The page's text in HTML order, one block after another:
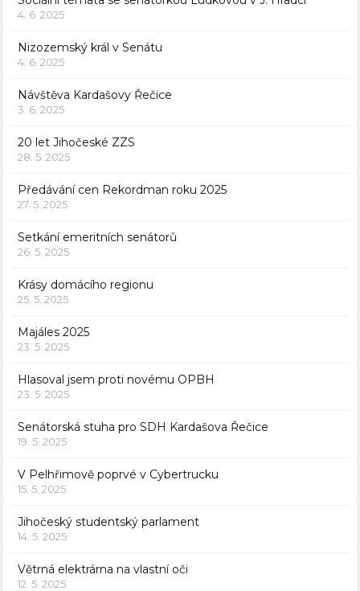
4. 6. 2025
Nizozemský král v Senátu
4. 6. 2025
Návštěva Kardašovy Řečice
3. 6. 2025
20 let Jihočeské ZZS
28. 5. 2025
Předávání cen Rekordman roku 2025
27. 5. 2025
Setkání emeritních senátorů
26. 5. 2025
Krásy domácího regionu
25. 5. 2025
Majáles 2025
23. 5. 2025
Hlasoval jsem proti novému OPBH
23. 5. 2025
Senátorská stuha pro SDH Kardašova Řečice
19. 5. 2025
V Pelhřimově poprvé v Cybertrucku
15. 5. 2025
Jihočeský studentský parlament
14. 5. 2025
Větrná elektrárna na vlastní oči
12. 5. 2025